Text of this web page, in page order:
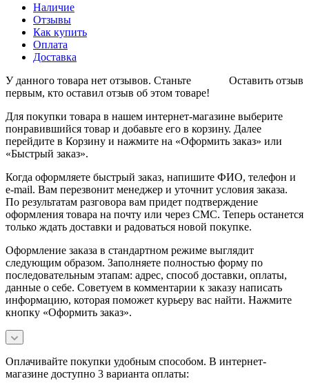
Наличие
Отзывы
Как купить
Оплата
Доставка
Оставить отзыв
У данного товара нет отзывов. Станьте
первым, кто оставил отзыв об этом товаре!
Для покупки товара в нашем интернет-магазине выберите
понравившийся товар и добавьте его в корзину. Далее
перейдите в Корзину и нажмите на «Оформить заказ» или
«Быстрый заказ».
Когда оформляете быстрый заказ, напишите ФИО, телефон и
e-mail. Вам перезвонит менеджер и уточнит условия заказа.
По результатам разговора вам придет подтверждение
оформления товара на почту или через СМС. Теперь останется
только ждать доставки и радоваться новой покупке.
Оформление заказа в стандартном режиме выглядит
следующим образом. Заполняете полностью форму по
последовательным этапам: адрес, способ доставки, оплаты,
данные о себе. Советуем в комментарии к заказу написать
информацию, которая поможет курьеру вас найти. Нажмите
кнопку «Оформить заказ».
Оплачивайте покупки удобным способом. В интернет-
магазине доступно 3 варианта оплаты: